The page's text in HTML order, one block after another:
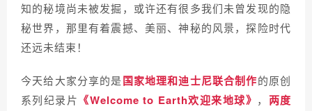
知的秘境尚未被发掘，或许还有很多我们未曾发现的隐
秘世界，那里有着震撼、美丽、神秘的风景，探险时代
还远未结束！
今天给大家分享的是国家地理和迪士尼联合制作的原创
系列纪录片 《Welcome to Earth欢迎来地球》 ， 两度